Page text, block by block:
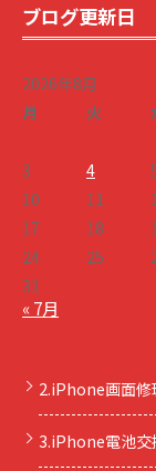
ブログ更新日
2026年8月
月
火
3
4
10
11
17
18
24
25
31
« 7月
2.iPhone画面修
3.iPhone電池交